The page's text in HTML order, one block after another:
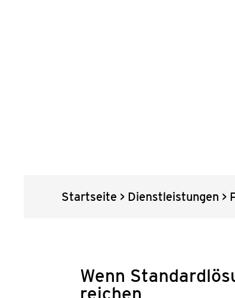
Start­sei­te > Dienst­leis­tun­gen >
Wenn
rei­chen